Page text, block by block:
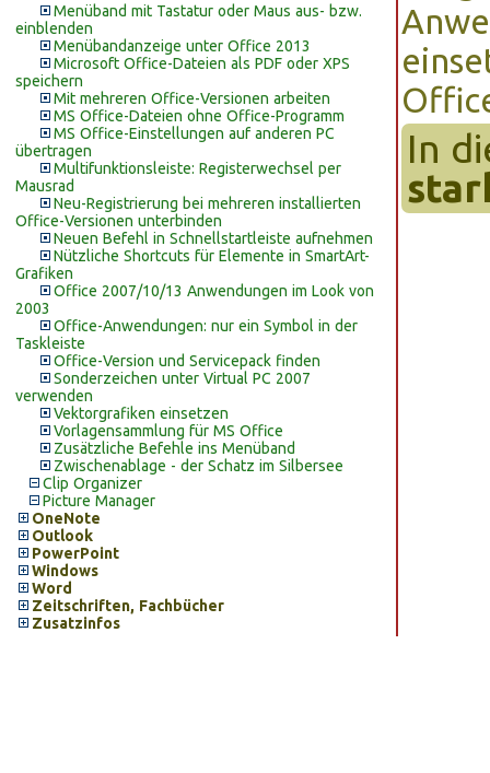
Menüband mit Tastatur oder Maus aus- bzw.
einblenden
Menübandanzeige unter Office 2013
Microsoft Office-Dateien als PDF oder XPS
speichern
Mit mehreren Office-Versionen arbeiten
MS Office-Dateien ohne Office-Programm
MS Office-Einstellungen auf anderen PC
übertragen
Multifunktionsleiste: Registerwechsel per
Mausrad
Neu-Registrierung bei mehreren installierten
Office-Versionen unterbinden
Neuen Befehl in Schnellstartleiste aufnehmen
Nützliche Shortcuts für Elemente in SmartArt-
Grafiken
Office 2007/10/13 Anwendungen im Look von
2003
Office-Anwendungen: nur ein Symbol in der
Taskleiste
Office-Version und Servicepack finden
Sonderzeichen unter Virtual PC 2007
verwenden
Vektorgrafiken einsetzen
Vorlagensammlung für MS Office
Zusätzliche Befehle ins Menüband
Zwischenablage - der Schatz im Silbersee
Clip Organizer
Picture Manager
OneNote
Outlook
PowerPoint
Windows
Word
Zeitschriften, Fachbücher
Zusatzinfos
In